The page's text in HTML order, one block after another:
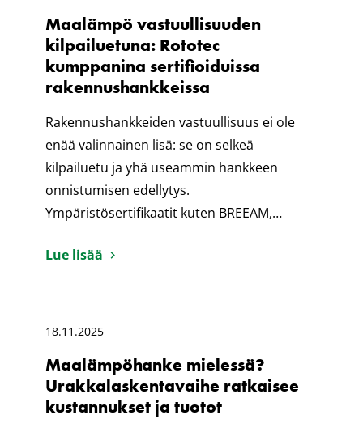
Maalämpö vastuullisuuden
kilpailuetuna: Rototec
kumppanina sertifioiduissa
rakennushankkeissa
Rakennushankkeiden vastuullisuus ei ole
enää valinnainen lisä: se on selkeä
kilpailuetu ja yhä useammin hankkeen
onnistumisen edellytys.
Ympäristösertifikaatit kuten BREEAM,…
Lue lisää
18.11.2025
Maalämpöhanke mielessä?
Urakkalaskentavaihe ratkaisee
kustannukset ja tuotot